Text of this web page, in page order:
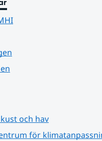
och hav
för